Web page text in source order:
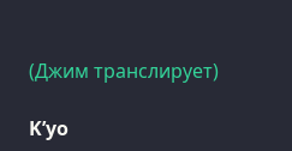
(Джим транслирует)
K’уо